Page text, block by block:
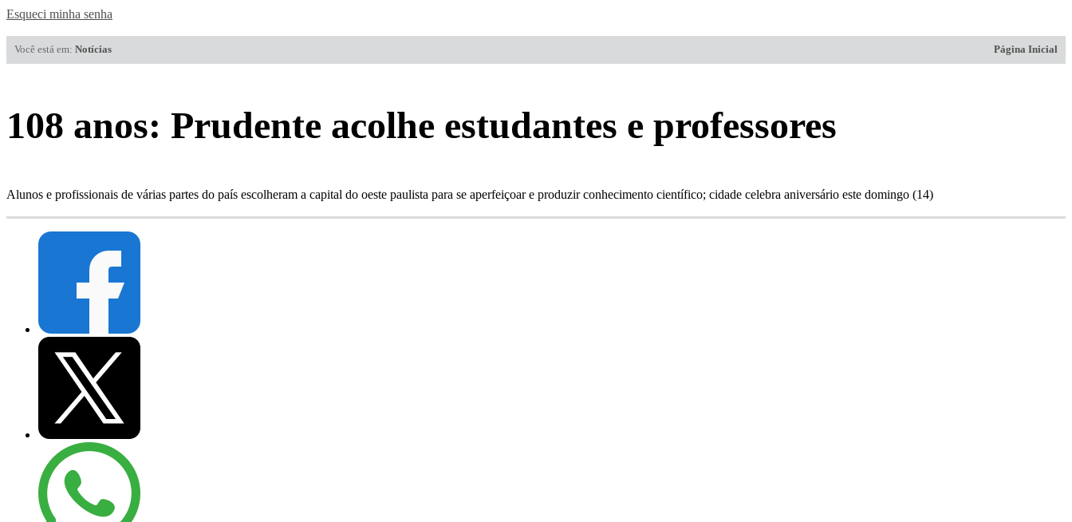
Esqueci minha senha
Você está em: Notícias Página Inicial
108 anos: Prudente acolhe estudantes e professores
Alunos e profissionais de várias partes do país escolheram a capital do oeste paulista para se aperfeiçoar e produzir conhecimento científico; cidade celebra aniversário este domingo (14)